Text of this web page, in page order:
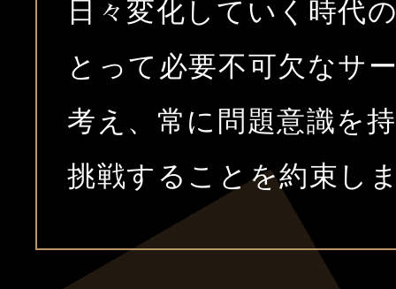
日々変化していく時代
とって必要不可欠なサ
考え、常に問題意識を
挑戦することを約束し